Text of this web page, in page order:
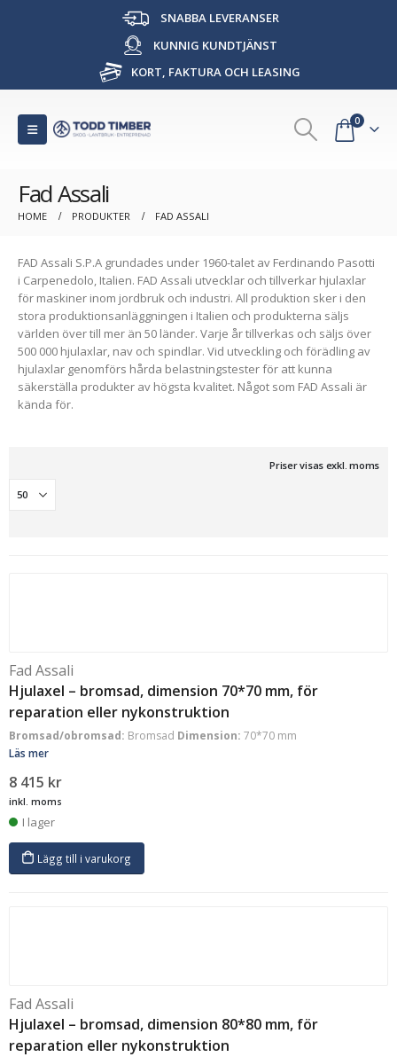
SNABBA LEVERANSER
KUNNIG KUNDTJÄNST
KORT, FAKTURA OCH LEASING
0
Fad Assali
HOME PRODUKTER FAD ASSALI
FAD Assali S.P.A grundades under 1960-talet av Ferdinando Pasotti
i Carpenedolo, Italien. FAD Assali utvecklar och tillverkar hjulaxlar
för maskiner inom jordbruk och industri. All produktion sker i den
stora produktionsanläggningen i Italien och produkterna säljs
världen över till mer än 50 länder. Varje år tillverkas och säljs över
500 000 hjulaxlar, nav och spindlar. Vid utveckling och förädling av
hjulaxlar genomförs hårda belastningstester för att kunna
säkerställa produkter av högsta kvalitet. Något som FAD Assali är
kända för.
Priser visas exkl. moms
Fad Assali
Hjulaxel – bromsad, dimension 70*70 mm, för
reparation eller nykonstruktion
Bromsad/obromsad: Bromsad Dimension: 70*70 mm
Läs mer
8 415 kr
inkl. moms
I lager
Lägg till i varukorg
Fad Assali
Hjulaxel – bromsad, dimension 80*80 mm, för
reparation eller nykonstruktion